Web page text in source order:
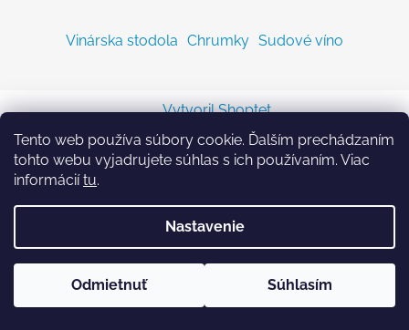
Tento web používa súbory cookie. Ďalším prechádzaním
tohto webu vyjadrujete súhlas s ich používaním. Viac
informáciítu.
Nastavenie
Odmietnuť Súhlasím
Vinárska stodola Chrumky Sudové víno
Vytvoril Shoptet
Copyright 2026
Sodastreambombicka.sk
. Všetky
práva vyhradené.